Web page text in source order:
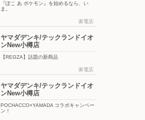
『ぽこ あ ポケモン』を始めるなら、い
ま。
家電店
ヤマダデンキ/テックランドイオ
ンNew小樽店
【REGZA】話題の新商品
家電店
ヤマダデンキ/テックランドイオ
ンNew小樽店
POCHACCO×YAMADA コラボキャンペー
ン！